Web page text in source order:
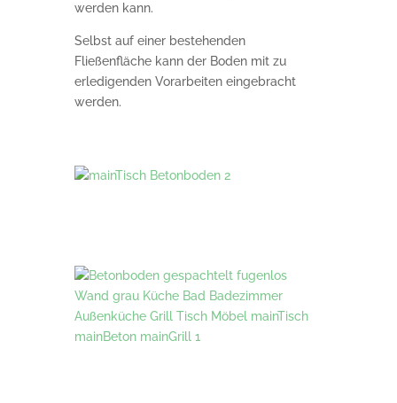
werden kann.
Selbst auf einer bestehenden
Fließenfläche kann der Boden mit zu
erledigenden Vorarbeiten eingebracht
werden.